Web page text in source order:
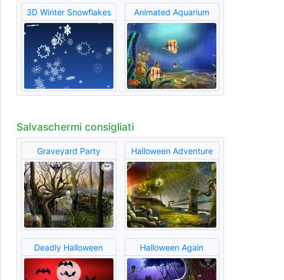
3D Winter Snowflakes Animated Aquarium
Salvaschermi consigliati
Graveyard Party Halloween Adventure
Deadly Halloween Halloween Again